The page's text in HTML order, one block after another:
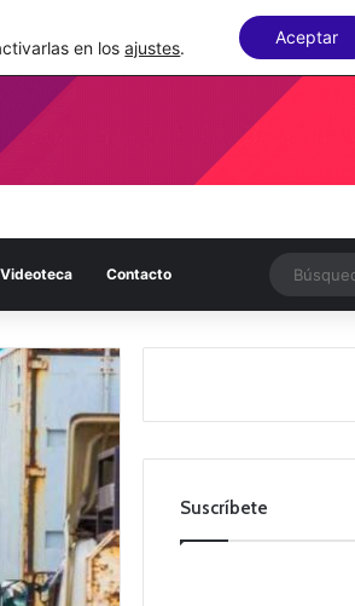
Videoteca Contacto
Suscríbete
en losajustes.
Aceptar